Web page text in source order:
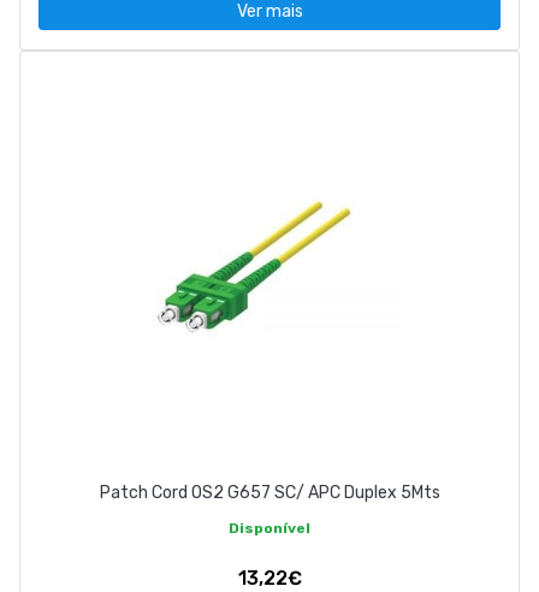
Ver mais
Patch Cord OS2 G657 SC/ APC Duplex 5Mts
Disponível
13,22€